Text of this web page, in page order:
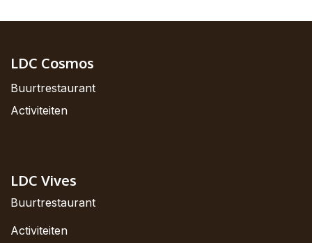
LDC Cosmos
Buurtrestaurant
Activiteiten
LDC Vives
Buurtrestaurant
Activiteiten